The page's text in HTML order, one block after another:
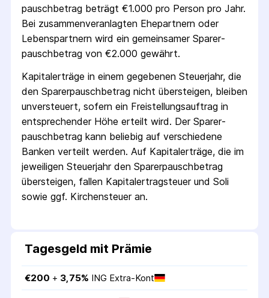
pausch­betrag beträgt €1.000 pro Person pro Jahr.
Bei zusammenveranlagten Ehepartnern oder
Lebenspartnern wird ein gemeinsamer Sparer­
pausch­betrag von €2.000 gewährt.
Kapitalerträge in einem gegebenen Steuerjahr, die
den Sparer­pausch­betrag nicht übersteigen, bleiben
unversteuert, sofern ein Freistellungs­auftrag in
entsprechender Höhe erteilt wird. Der Sparer­
pausch­betrag kann beliebig auf verschiedene
Banken verteilt werden. Auf Kapitalerträge, die im
jeweiligen Steuerjahr den Sparer­pausch­betrag
übersteigen, fallen Kapital­ertrag­steuer und Soli
sowie ggf. Kirchensteuer an.
Tagesgeld mit Prämie
€200 + 3,75% ING Extra-Kont